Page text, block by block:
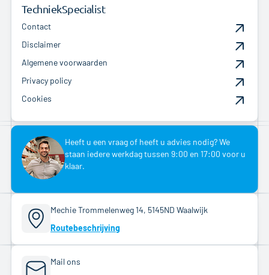
TechniekSpecialist
Contact
Disclaimer
Algemene voorwaarden
Privacy policy
Cookies
Heeft u een vraag of heeft u advies nodig? We
staan iedere werkdag tussen 9:00 en 17:00 voor u
klaar.
Mechie Trommelenweg 14, 5145ND Waalwijk
Routebeschrijving
Mail ons